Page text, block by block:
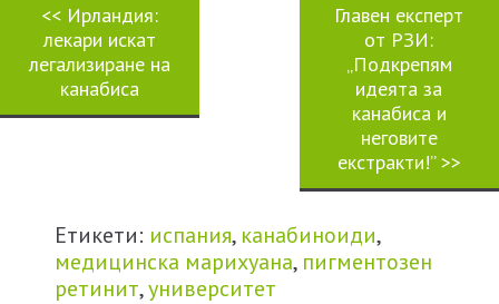
<< Ирландия:
лекари искат
легализиране на
канабиса
Главен експерт
от РЗИ:
„Подкрепям
идеята за
канабиса и
неговите
екстракти!”>>
Етикети: испания, канабиноиди,
медицинска марихуана, пигментозен
ретинит,университет